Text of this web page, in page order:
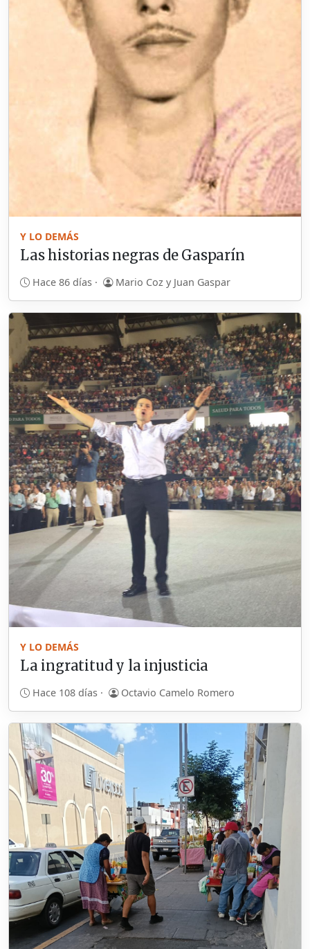
Y LO DEMÁS
Las historias negras de Gasparín
Hace 86 días · Mario Coz y Juan Gaspar
Y LO DEMÁS
La ingratitud y la injusticia
Hace 108 días · Octavio Camelo Romero